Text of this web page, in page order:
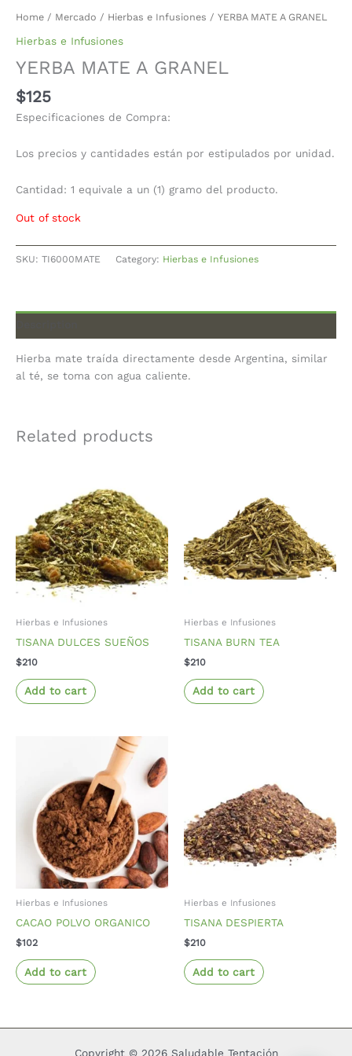
Home / Mercado / Hierbas e Infusiones / YERBA MATE A GRANEL
Hierbas e Infusiones
YERBA MATE A GRANEL
$125
Especificaciones de Compra:
Los precios y cantidades están por estipulados por unidad.
Cantidad: 1 equivale a un (1) gramo del producto.
Out of stock
SKU: TI6000MATE Category: Hierbas e Infusiones
Hierba mate traída directamente desde Argentina, similar
al té, se toma con agua caliente.
Related products
Hierbas e Infusiones
TISANA DULCES SUEÑOS
$210
Add to cart
Hierbas e Infusiones
TISANA BURN TEA
$210
Add to cart
Hierbas e Infusiones
CACAO POLVO ORGANICO
$102
Add to cart
Hierbas e Infusiones
TISANA DESPIERTA
$210
Add to cart
Copyright © 2026 Saludable Tentación